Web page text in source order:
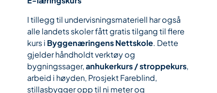
I tillegg til undervisningsmateriell har også
alle landets skoler fått gratis tilgang til flere
kurs i Byggenæringens Nettskole. Dette
gjelder håndholdt verktøy og
bygningssager,anhukerkurs / stroppekurs,
arbeid i høyden, Prosjekt Fareblind,
stillasbygger opp til ni meter og